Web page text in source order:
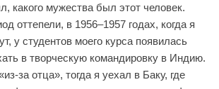
какого мужества был этот человек.
оттепели, в 1956–1957 годах, когда я
у студентов моего курса появилась
в творческую командировку в Индию.
за отца», тогда я уехал в Баку, где